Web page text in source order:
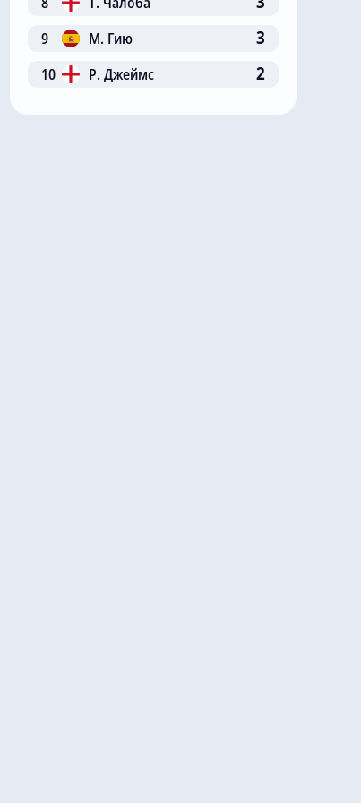
в
9 М. Гию 3
10 Р. Джеймс 2